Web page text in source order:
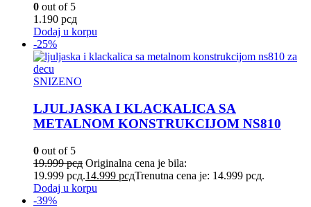
0 out of 5
1.190 рсд
Dodaj u korpu
-25%
SNIZENO
LJULJASKA I KLACKALICA SA
METALNOM KONSTRUKCIJOM NS810
0 out of 5
19.999рсд Originalna cena je bila:
19.999 рсд.14.999 рсдTrenutna cena je: 14.999 рсд.
Dodaj u korpu
-39%